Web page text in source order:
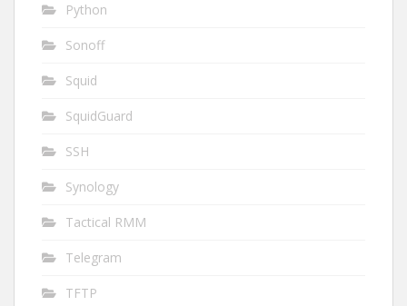
Python
Sonoff
Squid
SquidGuard
SSH
Synology
Tactical RMM
Telegram
TFTP